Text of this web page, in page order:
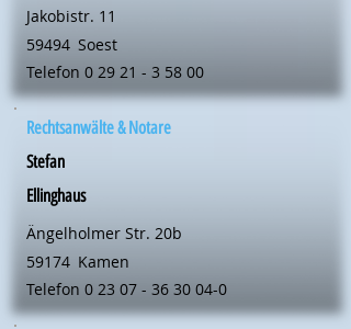
Jakobistr. 11
59494 Soest
Telefon 0 29 21 - 3 58 00
Rechtsanwälte & Notare
Stefan
Ellinghaus
Ängelholmer Str. 20b
59174 Kamen
Telefon 0 23 07 - 36 30 04-0